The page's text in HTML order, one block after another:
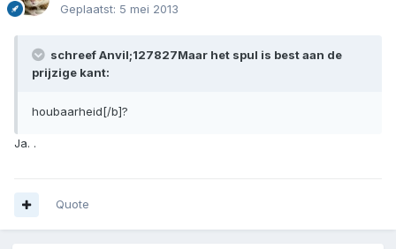
Geplaatst: 5 mei 2013
schreef Anvil;127827Maar het spul is best aan de
prijzige kant:
houbaarheid[/b]?
Ja. .
Quote